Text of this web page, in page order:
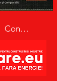
Conectează-te